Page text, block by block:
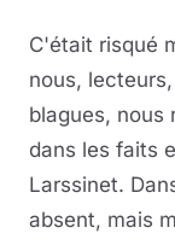
C'était risqué
nous,
blagues, nous
dans les faits
Larssinet.
absent, mais